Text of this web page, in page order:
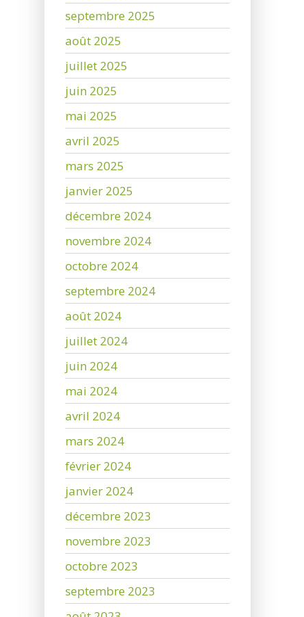
septembre 2025
août 2025
juillet 2025
juin 2025
mai 2025
avril 2025
mars 2025
janvier 2025
décembre 2024
novembre 2024
octobre 2024
septembre 2024
août 2024
juillet 2024
juin 2024
mai 2024
avril 2024
mars 2024
février 2024
janvier 2024
décembre 2023
novembre 2023
octobre 2023
septembre 2023